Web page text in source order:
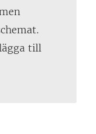
t
t
n
till